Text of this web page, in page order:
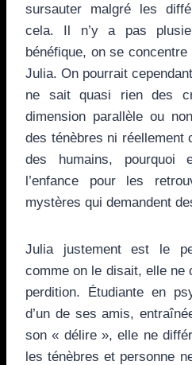
sursauter malgré les
cela. Il n’y a pas
bénéfique, on se
Julia. On pourrait
ne sait quasi rien des
dimension parallèle ou
des ténèbres ni réellement
des humains, pourquoi
l’enfance pour les
mystères qui demandent
Julia justement est le
comme on le disait, elle ne
perdition. Étudiante en
d’un de ses amis,
son « délire », elle ne
les ténèbres et personne